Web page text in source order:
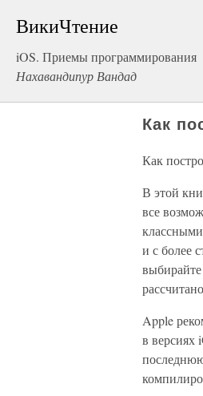
ВикиЧтение
iOS. Приемы программирования
Нахавандипур Вандад
Как
Как
В этой
все
и с более
Apple
в версиях